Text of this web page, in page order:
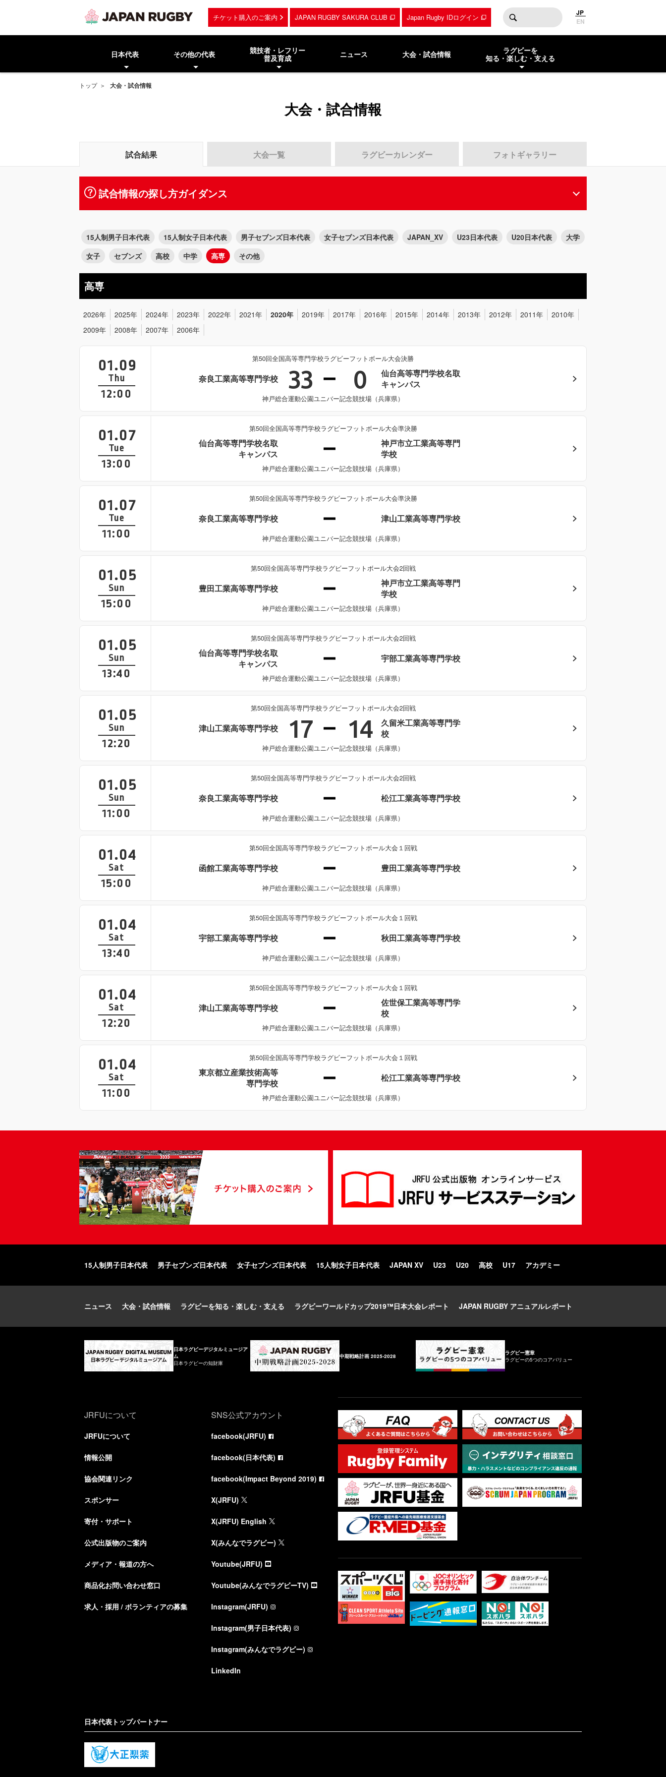
チケット購入のご案内 JAPAN RUGBY SAKURA CLUB Japan Rugby IDログイン
JP
EN
日本代表 その他の代表
競技者・レフリー
普及育成
ニュース 大会・試合情報
ラグビーを
知る・楽しむ・支える
トップ 大会・試合情報
大会・試合情報
試合結果 大会一覧 ラグビーカレンダー フォトギャラリー
試合情報の探し方ガイダンス
15人制男子日本代表 15人制女子日本代表 男子セブンズ日本代表 女子セブンズ日本代表 JAPAN_XV U23日本代表 U20日本代表
大学
女子
セブンズ 高校 中学 高専 その他
高専
2026年 2025年 2024年 2023年 2022年 2021年 2020年 2019年 2017年 2016年 2015年 2014年 2013年 2012年 2011年
2010年
2009年
2008年 2007年 2006年
01.09
Thu
12:00
第50回全国高等専門学校ラグビーフットボール大会決勝
奈良工業高等専門学校 33 0
仙台高等専門学校名取
キャンパス
神戸総合運動公園ユニバー記念競技場（兵庫県）
01.07
Tue
13:00
第50回全国高等専門学校ラグビーフットボール大会準決勝
仙台高等専門学校名取
キャンパス
神戸市立工業高等専門
学校
神戸総合運動公園ユニバー記念競技場（兵庫県）
01.07
Tue
11:00
第50回全国高等専門学校ラグビーフットボール大会準決勝
奈良工業高等専門学校 津山工業高等専門学校
神戸総合運動公園ユニバー記念競技場（兵庫県）
01.05
Sun
15:00
第50回全国高等専門学校ラグビーフットボール大会2回戦
豊田工業高等専門学校
神戸市立工業高等専門
学校
神戸総合運動公園ユニバー記念競技場（兵庫県）
01.05
Sun
13:40
第50回全国高等専門学校ラグビーフットボール大会2回戦
仙台高等専門学校名取
キャンパス
宇部工業高等専門学校
神戸総合運動公園ユニバー記念競技場（兵庫県）
01.05
Sun
12:20
第50回全国高等専門学校ラグビーフットボール大会2回戦
津山工業高等専門学校 17 14
久留米工業高等専門学
校
神戸総合運動公園ユニバー記念競技場（兵庫県）
01.05
Sun
11:00
第50回全国高等専門学校ラグビーフットボール大会2回戦
奈良工業高等専門学校 松江工業高等専門学校
神戸総合運動公園ユニバー記念競技場（兵庫県）
01.04
Sat
15:00
第50回全国高等専門学校ラグビーフットボール大会１回戦
函館工業高等専門学校 豊田工業高等専門学校
神戸総合運動公園ユニバー記念競技場（兵庫県）
01.04
Sat
13:40
第50回全国高等専門学校ラグビーフットボール大会１回戦
宇部工業高等専門学校 秋田工業高等専門学校
神戸総合運動公園ユニバー記念競技場（兵庫県）
01.04
Sat
12:20
第50回全国高等専門学校ラグビーフットボール大会１回戦
津山工業高等専門学校
佐世保工業高等専門学
校
神戸総合運動公園ユニバー記念競技場（兵庫県）
01.04
Sat
11:00
第50回全国高等専門学校ラグビーフットボール大会１回戦
東京都立産業技術高等
専門学校
松江工業高等専門学校
神戸総合運動公園ユニバー記念競技場（兵庫県）
15人制男子日本代表 男子セブンズ日本代表 女子セブンズ日本代表 15人制女子日本代表 JAPAN XV U23 U20 高校 U17 アカデミー
ニュース 大会・試合情報 ラグビーを知る・楽しむ・支える ラグビーワールドカップ2019™日本大会レポート JAPAN RUGBY アニュアルレポート
日本ラグビーデジタルミュージア
ム
日本ラグビーの知財庫
中期戦略計画 2025-2028
ラグビー憲章
ラグビーの5つのコアバリュー
JRFUについて
JRFUについて
情報公開
協会関連リンク
スポンサー
寄付・サポート
公式出版物のご案内
メディア・報道の方へ
商品化お問い合わせ窓口
求人・採用 / ボランティアの募集
SNS公式アカウント
facebook(JRFU)
facebook(日本代表)
facebook(Impact Beyond 2019)
X(JRFU)
X(JRFU) English
X(みんなでラグビー)
Youtube(JRFU)
Youtube(みんなでラグビーTV)
Instagram(JRFU)
Instagram(男子日本代表)
Instagram(みんなでラグビー)
LinkedIn
日本代表トップパートナー